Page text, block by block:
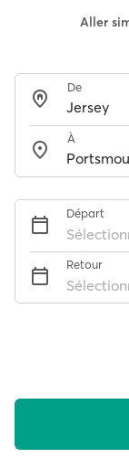
Aller
De
À
Départ
Retour